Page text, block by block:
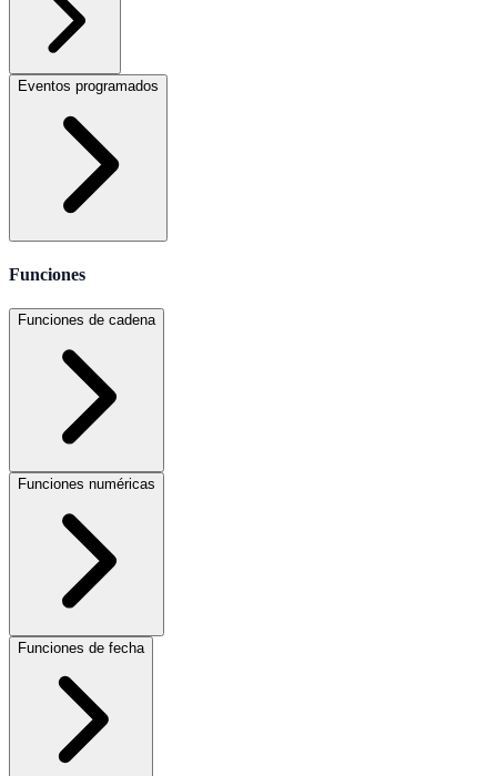
Eventos programados
Funciones
Funciones de cadena
Funciones numéricas
Funciones de fecha